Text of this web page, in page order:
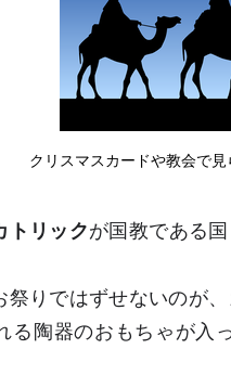
クリスマスカードや教会で
トリックが国教である
りではずせないのが、
る陶器のおもちゃが入